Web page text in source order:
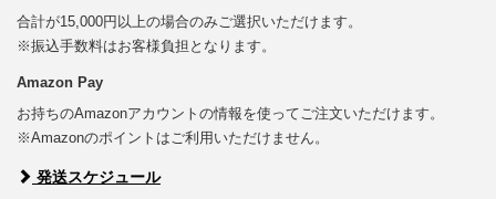
合計が15,000円以上の場合のみご選択いただけます。
※振込手数料はお客様負担となります。
Amazon Pay
お持ちのAmazonアカウントの情報を使ってご注文いただけます。
※Amazonのポイントはご利用いただけません。
発送スケジュール